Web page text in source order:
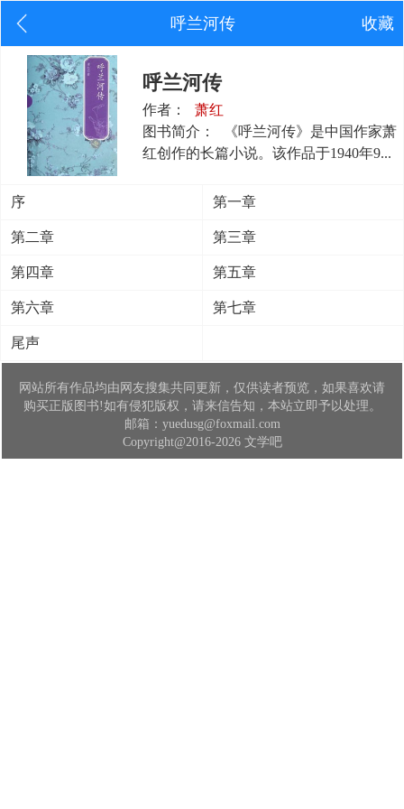
呼兰河传 收藏
呼兰河传
作者：
萧红
图书简介：
《呼兰河传》是中国作家萧
红创作的长篇小说。该作品于1940年9...
序 第一章
第二章 第三章
第四章 第五章
第六章 第七章
尾声
网站所有作品均由网友搜集共同更新，仅供读者预览，如果喜欢请
购买正版图书!如有侵犯版权，请来信告知，本站立即予以处理。
邮箱：yuedusg@foxmail.com
Copyright@2016-2026 文学吧